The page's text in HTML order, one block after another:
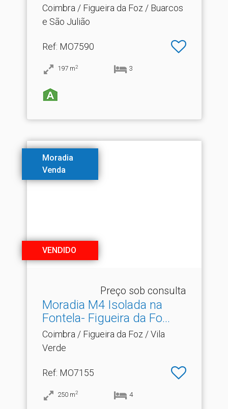
Coimbra / Figueira da Foz / Buarcos
e São Julião
Ref: MO7590
197 m2 3
Moradia
Venda
VENDIDO
Preço sob consulta
Moradia M4 Isolada na
Fontela- Figueira da Fo.​..
Coimbra / Figueira da Foz / Vila
Verde
Ref: MO7155
250 m2 4